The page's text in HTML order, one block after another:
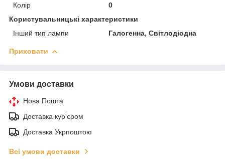
Колір
0
Користувальницькі характеристики
Інший тип лампи
Галогенна, Світлодіодна
Приховати
Умови доставки
Нова Пошта
Доставка кур'єром
Доставка Укрпоштою
Всі умови доставки